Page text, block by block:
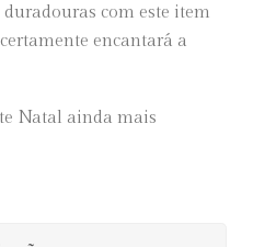
com este item
encantará a
Natal ainda mais